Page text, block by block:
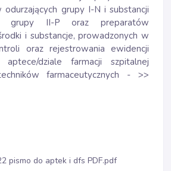
odurzających grupy I-N i substancji
grupy II-P oraz preparatów
i substancje, prowadzonych w
oraz rejestrowania ewidencji
dziale farmacji szpitalnej
farmaceutycznych - >>
pismo do aptek i dfs PDF.pdf